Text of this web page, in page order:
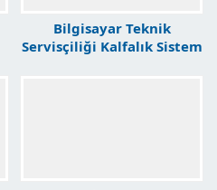
Bilgisayar Teknik
Servisçiliği Kalfalık Sistem